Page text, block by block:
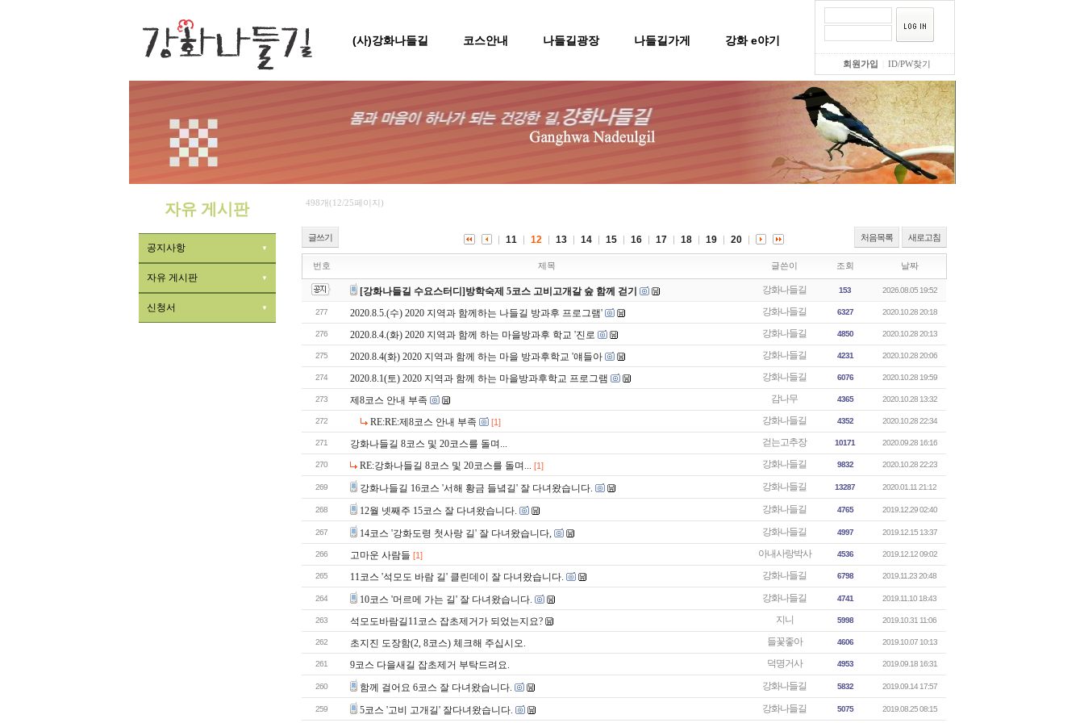
(사)강화나들길 코스안내 나들길광장 나들길가게 강화 e야기
회원가입 ID/PW찾기
자유 게시판
공지사항
자유 게시판
신청서
498개(12/25페이지)
글쓰기 처음목록 새로고침
11 12 13 14 15 16 17 18 19 20
번호 제목 글쓴이 조회 날짜
[강화나들길 수요스터디]방학숙제 5코스 고비고개갈 숲 함께 걷기 강화나들길 153 2026.08.05 19:52
277 2020.8.5.(수) 2020 지역과 함께하는 나들길 방과후 프로그램' 강화나들길 6327 2020.10.28 20:18
276 2020.8.4.(화) 2020 지역과 함께 하는 마을방과후 학교 '진로 강화나들길 4850 2020.10.28 20:13
275 2020.8.4(화) 2020 지역과 함께 하는 마을 방과후학교 '얘들아 강화나들길 4231 2020.10.28 20:06
274 2020.8.1(토) 2020 지역과 함께 하는 마을방과후학교 프로그램 강화나들길 6076 2020.10.28 19:59
273 제8코스 안내 부족 감나무 4365 2020.10.28 13:32
272 RE:RE:제8코스 안내 부족 [1] 강화나들길 4352 2020.10.28 22:34
271 강화나들길 8코스 및 20코스를 돌며... 걷는고추장 10171 2020.09.28 16:16
270 RE:강화나들길 8코스 및 20코스를 돌며... [1] 강화나들길 9832 2020.10.28 22:23
269 강화나들길 16코스 '서해 황금 들녘길' 잘 다녀왔습니다. 강화나들길 13287 2020.01.11 21:12
268 12월 넷째주 15코스 잘 다녀왔습니다. 강화나들길 4765 2019.12.29 02:40
267 14코스 '강화도령 첫사랑 길' 잘 다녀왔습니다, 강화나들길 4997 2019.12.15 13:37
266 고마운 사람들 [1] 아내사랑박사 4536 2019.12.12 09:02
265 11코스 '석모도 바람 길' 클린데이 잘 다녀왔습니다. 강화나들길 6798 2019.11.23 20:48
264 10코스 '머르메 가는 길' 잘 다녀왔습니다. 강화나들길 4741 2019.11.10 18:43
263 석모도바람길11코스 잡초제거가 되었는지요? 지니 5998 2019.10.31 11:06
262 초지진 도장함(2, 8코스) 체크해 주십시오. 들꽃좋아 4606 2019.10.07 10:13
261 9코스 다을새길 잡초제거 부탁드려요. 덕명거사 4953 2019.09.18 16:31
260 함께 걸어요 6코스 잘 다녀왔습니다. 강화나들길 5832 2019.09.14 17:57
259 5코스 '고비 고개길' 잘다녀왔습니다. 강화나들길 5075 2019.08.25 08:15